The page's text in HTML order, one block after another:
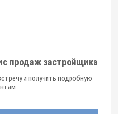
продаж застройщика
и получить подробную